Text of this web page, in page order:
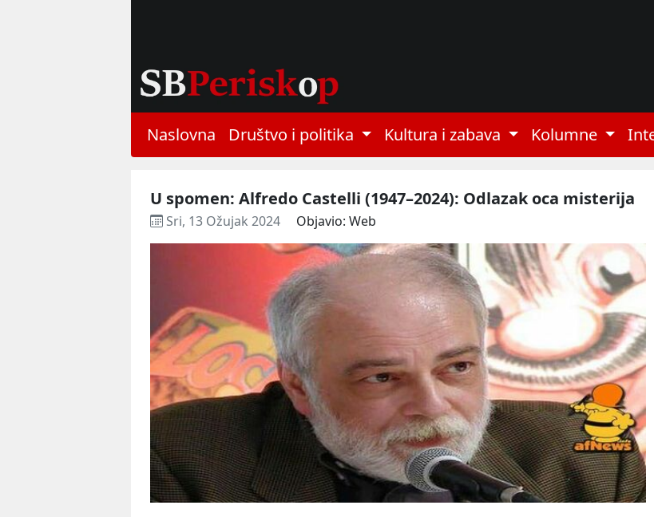
Naslovna Društvo i politika Kultura i zabava Kolumne
U spomen: Alfredo Castelli (1947–2024): Odlazak oca misterija
Sri, 13 Ožujak 2024 Objavio: Web